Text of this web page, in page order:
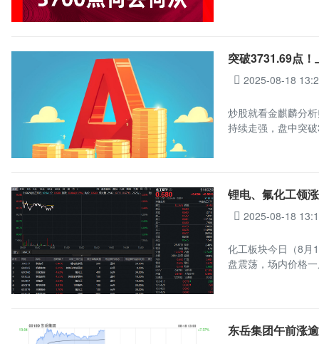
突破3731.69点
2025-08-18
炒股就看金麒麟分
持续走强，盘中突
锂电、氟化工领
2025-08-18
化工板块今日（8月
盘震荡，场内价格
东岳集团午前涨